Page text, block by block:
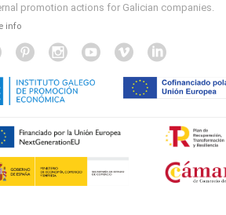
promotion actions for Galician companies.
info